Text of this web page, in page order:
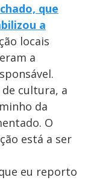
que
a
locais
a
de cultura, a
da
O
está a ser
eu reporto